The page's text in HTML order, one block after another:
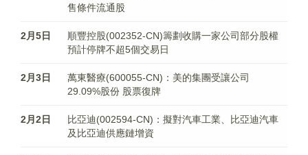
售條件流通股
2月5日
順豐控股(002352-CN)籌劃收購一家公司部分股權
預計停牌不超5個交易日
2月3日
萬東醫療(600055-CN)：美的集團受讓公司
29.09%股份 股票復牌
2月2日
比亞迪(002594-CN)：擬對汽車工業、比亞迪汽車
及比亞迪供應鏈增資